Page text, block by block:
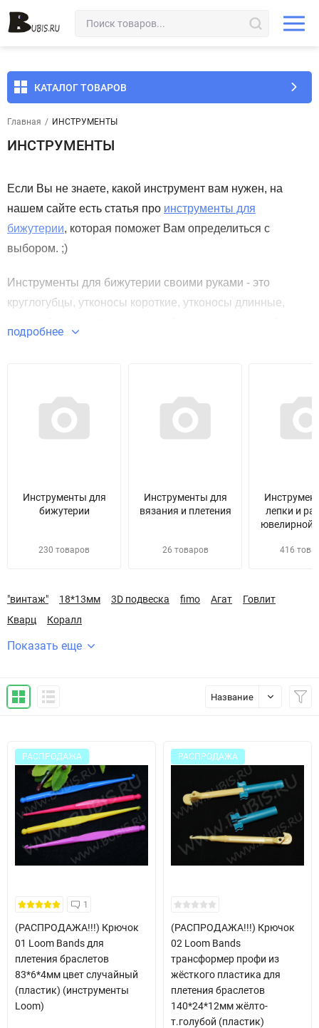
КАТАЛОГ ТОВАРОВ
Главная / ИНСТРУМЕНТЫ
ИНСТРУМЕНТЫ
Если Вы не знаете, какой инструмент вам нужен, на
нашем сайте есть статья про инструменты для
бижутерии, которая поможет Вам определитьcя с
выбором. ;)
Инструменты для бижутерии своими руками - это
круглогубцы, утконосы короткие, утконосы длинные,
подробнее
Инструменты для
бижутерии
230 товаров
Инструменты для
вязания и плетения
26 товаров
лепки и
ювелирной
416
"винтаж" 18*13мм 3D подвеска fimo Агат
Говлит
Кварц
Коралл
Показать еще
Название
РАСПРОДАЖА
1
(РАСПРОДАЖА!!!) Крючок
01 Loom Bands для
плетения браслетов
83*6*4мм цвет случайный
(пластик) (инструменты
Loom)
РАСПРОДАЖА
(РАСПРОДАЖА!!!) Крючок
02 Loom Bands
трансформер профи из
жёсткого пластика для
плетения браслетов
140*24*12мм жёлто-
т.голубой (пластик)